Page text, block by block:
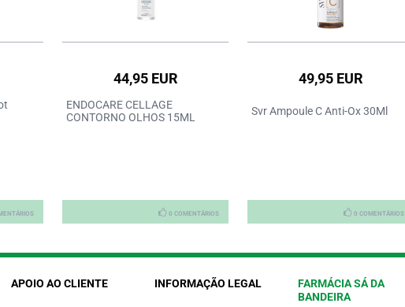
44,95 EUR
ENDOCARE CELLAGE
CONTORNO OLHOS 15ML
0 COMENTÁRIOS
49,95 EUR
Svr Ampoule C Anti-Ox 30Ml
0 COMENTÁRIOS
APOIO AO CLIENTE INFORMAÇÃO LEGAL
FARMÁCIA SÁ DA
BANDEIRA